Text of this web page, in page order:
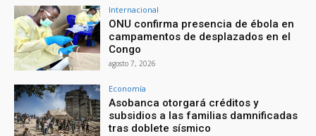
Internacional
ONU confirma presencia de ébola en
campamentos de desplazados en el
Congo
agosto 7, 2026
Economía
Asobanca otorgará créditos y
subsidios a las familias damnificadas
tras doblete sísmico